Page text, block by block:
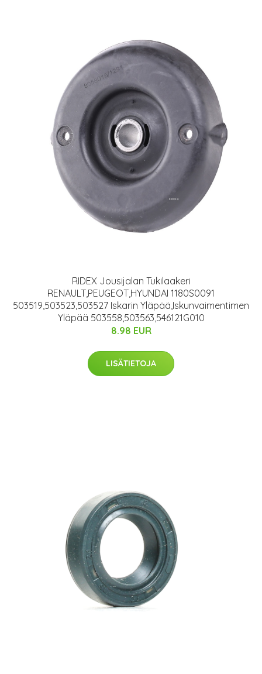
RIDEX Jousijalan Tukilaakeri
RENAULT,PEUGEOT,HYUNDAI 1180S0091
503519,503523,503527 Iskarin Yläpää,Iskunvaimentimen
Yläpää 503558,503563,546121G010
8.98 EUR
LISÄTIETOJA